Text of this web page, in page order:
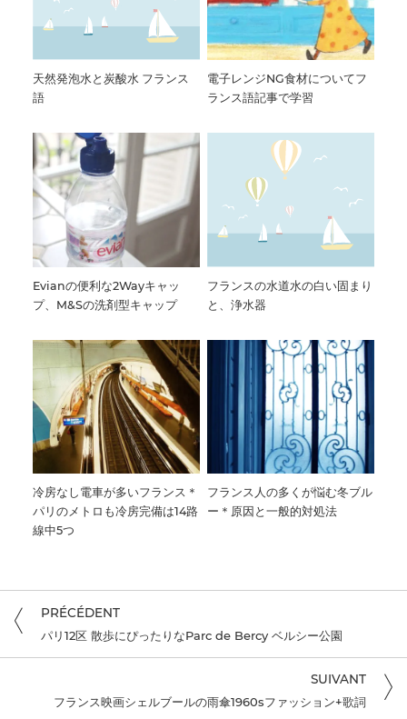
天然発泡水と炭酸水 フランス
語
電子レンジNG食材についてフ
ランス語記事で学習
Evianの便利な2Wayキャッ
プ、M&Sの洗剤型キャップ
フランスの水道水の白い固まり
と、浄水器
冷房なし電車が多いフランス＊
パリのメトロも冷房完備は14路
線中5つ
フランス人の多くが悩む冬ブル
ー＊原因と一般的対処法
PRÉCÉDENT
パリ12区 散歩にぴったりなParc de Bercy ベルシー公園
SUIVANT
フランス映画シェルブールの雨傘1960sファッション+歌詞